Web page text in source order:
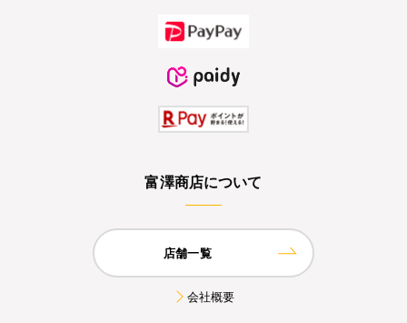
富澤商店について
店舗一覧
会社概要